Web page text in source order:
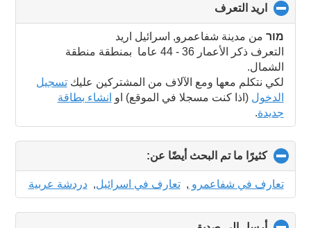
اريد التعرف
to
collapse
contents
מור من مدينة شفاعمرو, اسرائيل اريد
التعرف ذكر الأعمار 36 - 44 عاما بمنطقة منطقة
الشمال.
لكي نتكلم معها ومع الآلاف من المشتركين عليكتسجيل
الدخول (اذا كنت مسجلا في الموقع) او انشاء بطاقة
جديدة.
كثيرًا ما تم البحث أيضًا عن:
to
collapse
contents
تعارف في شفاعمرو ,تعارف في اسرائيل,دردشة عربية